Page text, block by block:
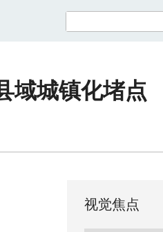
域城镇化堵点
视觉焦点